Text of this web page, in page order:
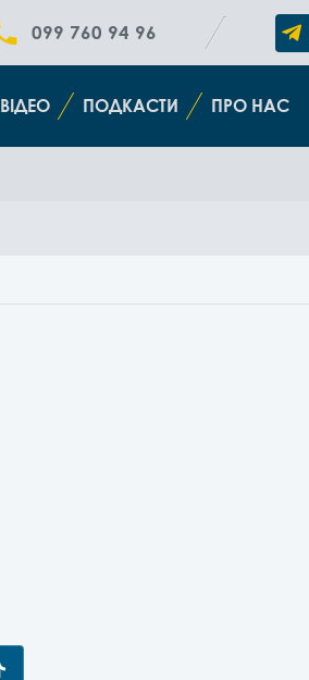
099 760 94 96
ВІДЕО ПОДКАСТИ ПРО НАС